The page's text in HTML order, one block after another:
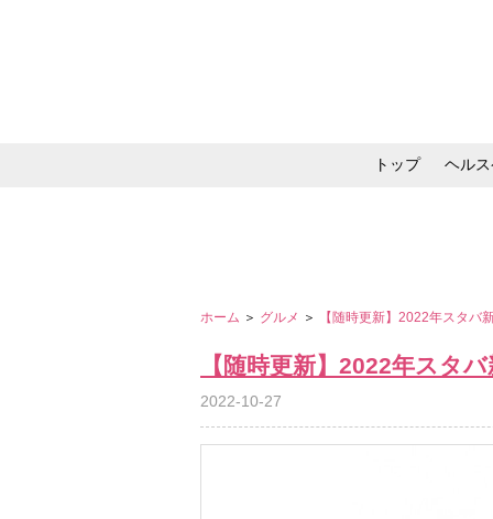
トップ ヘル
ホーム ＞ グルメ ＞ 【随時更新】2022年スタバ
【随時更新】2022年スタ
2022-10-27